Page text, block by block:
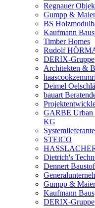
Regnauer
Gumpp & Maier
BS
Kaufmann
Timber Homes
Rudolf
DERIX-Gruppe
Architekten &
Deimel
bauart
GARBE Urban
KG
STEICO
Dietrich's
Dennert
Gumpp & Maier
Kaufmann
DERIX-Gruppe